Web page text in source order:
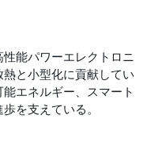
能パワーエレクトロニ
と小型化に貢献してい
エネルギー、スマート
を支えている。